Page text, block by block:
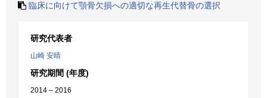
臨床に向けて顎骨欠損への適切な再生代替骨の選択
研究代表者
山崎 安晴
研究期間 (年度)
2014 – 2016